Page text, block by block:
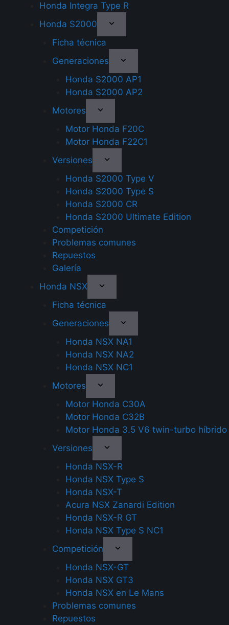
Honda Integra Type R
Honda S2000
Ficha técnica
Generaciones
Honda S2000 AP1
Honda S2000 AP2
Motores
Motor Honda F20C
Motor Honda F22C1
Versiones
Honda S2000 Type V
Honda S2000 Type S
Honda S2000 CR
Honda S2000 Ultimate Edition
Competición
Problemas comunes
Repuestos
Galería
Honda NSX
Ficha técnica
Generaciones
Honda NSX NA1
Honda NSX NA2
Honda NSX NC1
Motores
Motor Honda C30A
Motor Honda C32B
Motor Honda 3.5 V6 twin-turbo híbrido
Versiones
Honda NSX-R
Honda NSX Type S
Honda NSX-T
Acura NSX Zanardi Edition
Honda NSX-R GT
Honda NSX Type S NC1
Competición
Honda NSX-GT
Honda NSX GT3
Honda NSX en Le Mans
Problemas comunes
Repuestos